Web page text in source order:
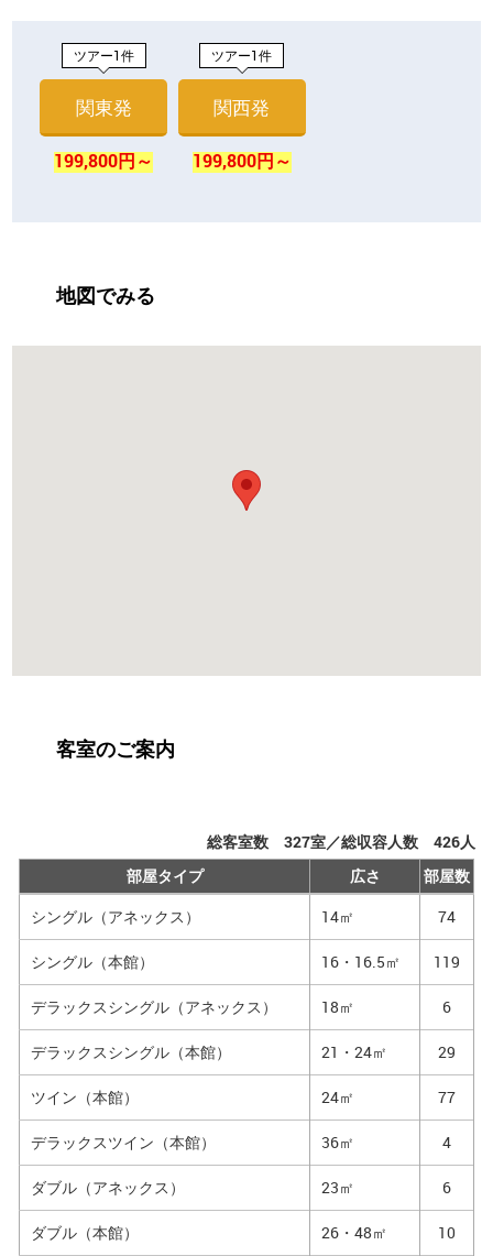
ツアー1件
関東発
199,800円～
ツアー1件
関西発
199,800円～
地図でみる
客室のご案内
総客室数 327室／総収容人数 426人
部屋タイプ
広さ
部屋数
シングル（アネックス）
14㎡ 74
シングル（本館） 16・16.5㎡ 119
デラックスシングル（アネックス） 18㎡ 6
デラックスシングル（本館） 21・24㎡ 29
ツイン（本館） 24㎡ 77
デラックスツイン（本館） 36㎡ 4
ダブル（アネックス） 23㎡ 6
ダブル（本館） 26・48㎡ 10